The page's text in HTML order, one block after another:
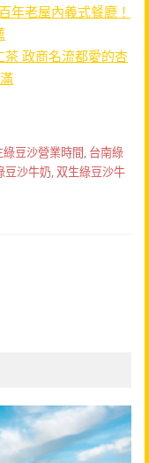
年老屋內義式餐廳！
茶 政商名流都愛的杏
綠豆沙營業時間, 台南綠
豆沙牛奶,双生綠豆沙牛